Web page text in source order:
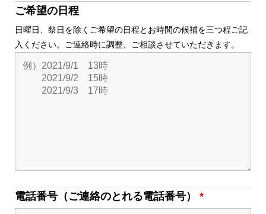
ご希望の日程
日曜日、祭日を除くご希望の日程とお時間の候補を三つ程ご記
入ください。ご連絡時に調整、ご相談させていただきます。
電話番号（ご連絡のとれる電話番号） *